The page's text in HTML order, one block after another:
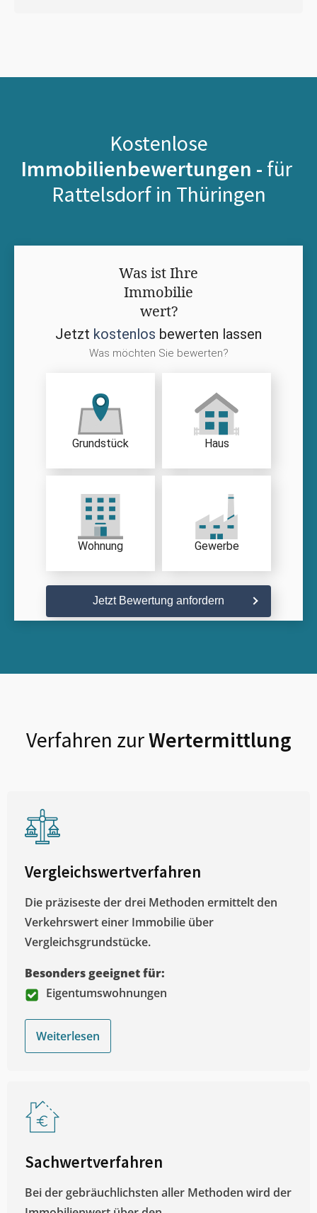
Kostenlose
Immobilienbewertungen - für
Rattelsdorf in Thüringen
Was ist Ihre
Immobilie
wert?
Jetzt kostenlos bewerten lassen
Was möchten Sie bewerten?
Grundstück Haus
Wohnung Gewerbe
Jetzt Bewertung anfordern
Verfahren zurWertermittlung
Vergleichswertverfahren
Die präziseste der drei Methoden ermittelt den
Verkehrswert einer Immobilie über
Vergleichsgrundstücke.
Besonders geeignet für:
Eigentumswohnungen
Weiterlesen
Sachwertverfahren
Bei der gebräuchlichsten aller Methoden wird der